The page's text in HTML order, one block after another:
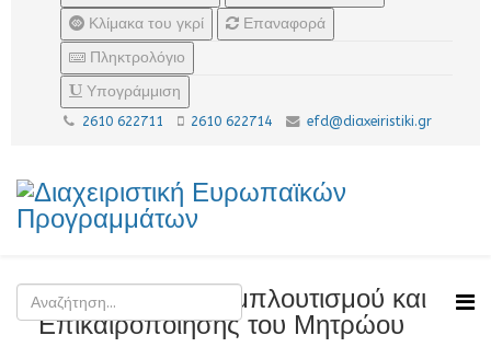
Κλίμακα του γκρί
Επαναφορά
Πληκτρολόγιο
Υπογράμμιση
2610 622711 2610 622714 efd@diaxeiristiki.gr
Αποτελέσματα Εμπλουτισμού και
Επικαιροποίησης του Μητρώου